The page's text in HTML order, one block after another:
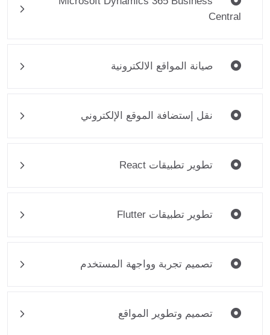
Central
صيانة المواقع الالكترونية
نقل إستضافة الموقع الإلكتروني
تطوير تطبيقات React
تطوير تطبيقات Flutter
تصميم تجربة وواجهة المستخدم
تصميم وتطوير المواقع